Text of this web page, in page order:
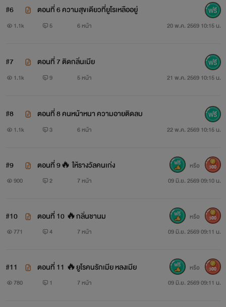
#6 ตอนที่ 6 ความสุขเดียวที่ยูโรเหลืออยู่
1.1k 5 6 หน้า 20 พ.ค. 2569 10:15 น.
#7 ตอนที่ 7 ติดกลิ่นเมีย
1.1k 9 5 หน้า 21 พ.ค. 2569 10:15 น.
#8 ตอนที่ 8 คนหน้าหนา ความอายติดลบ
1.1k 3 6 หน้า 22 พ.ค. 2569 10:15 น.
#9 ตอนที่ 9🔥 ให้รางวัลคนเก่ง
900 2 7 หน้า 09 มิ.ย. 2569 09:10 น.
หรือ 300
#10 ตอนที่ 10 🔥กลิ่นชานม
771 4 7 หน้า 09 มิ.ย. 2569 09:11 น.
หรือ 300
#11 ตอนที่ 11 🔥ยูโรคนรักเมีย หลงเมีย
780 1 7 หน้า 09 มิ.ย. 2569 09:11 น.
หรือ 300